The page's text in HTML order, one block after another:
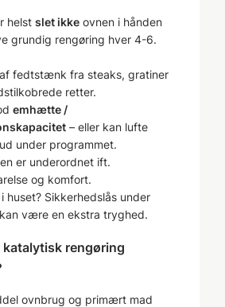
helst slet ikke ovnen i hånden
grundig rengøring hver 4-6.
fedtstænk fra steaks, gratiner
retter.
emhætte /
– eller kan lufte
under programmet.
er underordnet ift.
og komfort.
huset? Sikkerhedslås under
være en ekstra tryghed.
katalytisk rengøring
ovnbrug og primært mad